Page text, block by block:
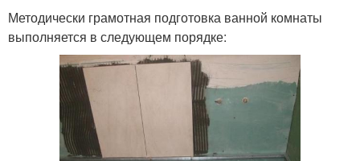
Методически грамотная подготовка ванной комнаты
выполняется в следующем порядке: